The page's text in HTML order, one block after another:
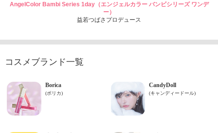
AngelColor Bambi Series 1day（エンジェルカラー バンビシリーズ ワンデ
ー）
益若つばさプロデュース
コスメブランド一覧